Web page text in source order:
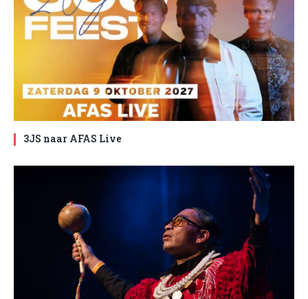
3JS naar AFAS Live